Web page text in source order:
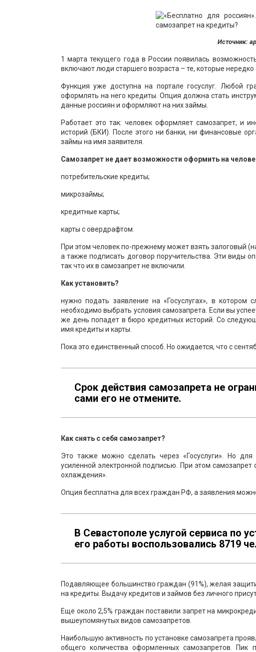
Источник:
1 марта текущего года в России появилась
включают люди старшего возраста – те, которые
Функция уже доступна на портале госуслуг. Любой
оформлять на него кредиты. Опция должна стать
данные россиян и оформляют на них займы.
Работает это так: человек оформляет самозапрет, и
историй (БКИ). После этого ни банки, ни финансовые
займы на имя заявителя.
Самозапрет не дает возможности оформить на
потребительские кредиты;
микрозаймы;
кредитные карты;
карты с овердрафтом.
При этом человек по-прежнему может взять залоговый
а также подписать договор поручительства. Эти виды
так что их в самозапрет не включили.
Как установить?
нужно подать заявление на «Госуслугах», в
необходимо выбрать условия самозапрета. Если вы
же день попадет в бюро кредитных историй. Со
имя кредиты и карты.
Пока это единственный способ. Но ожидается, что с
Срок действия самозапрета не
сами его не отмените.
Как снять с себя самозапрет?
Это также можно сделать через «Госуслуги». Но
усиленной электронной подписью. При этом
охлаждения».
Опция бесплатна для всех граждан РФ, а заявления
В Севастополе услугой сервиса по
его работы воспользовались 8719
Подавляющее большинство граждан (91%), желая
на кредиты. Выдачу кредитов и займов без личного
Еще около 2,5% граждан поставили запрет на
вышеупомянутых видов самозапретов.
Наибольшую активность по установке самозапрета
общего количества оформленных самозапретов. Пик